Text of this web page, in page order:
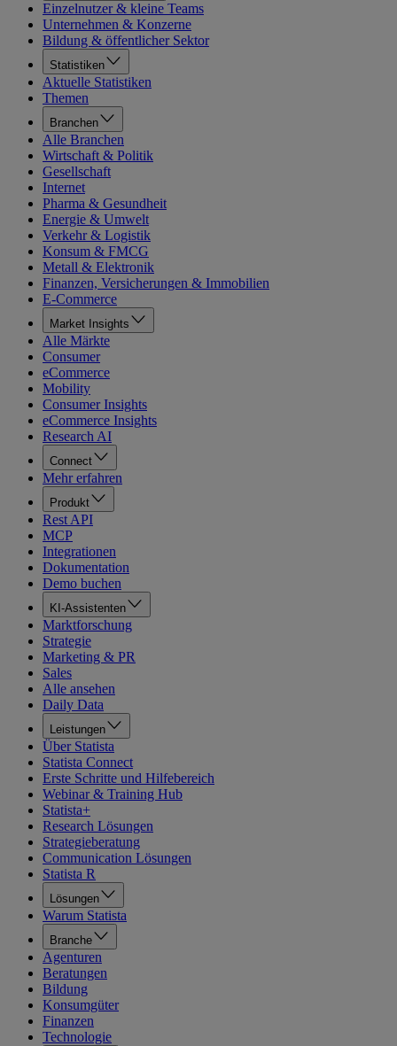
Einzelnutzer & kleine Teams
Unternehmen & Konzerne
Bildung & öffentlicher Sektor
Statistiken
Aktuelle Statistiken
Themen
Branchen
Alle Branchen
Wirtschaft & Politik
Gesellschaft
Internet
Pharma & Gesundheit
Energie & Umwelt
Verkehr & Logistik
Konsum & FMCG
Metall & Elektronik
Finanzen, Versicherungen & Immobilien
E-Commerce
Market Insights
Alle Märkte
Consumer
eCommerce
Mobility
Consumer Insights
eCommerce Insights
Research AI
Connect
Mehr erfahren
Produkt
Rest API
MCP
Integrationen
Dokumentation
Demo buchen
KI-Assistenten
Marktforschung
Strategie
Marketing & PR
Sales
Alle ansehen
Daily Data
Leistungen
Über Statista
Statista Connect
Erste Schritte und Hilfebereich
Webinar & Training Hub
Statista+
Research Lösungen
Strategieberatung
Communication Lösungen
Statista R
Lösungen
Warum Statista
Branche
Agenturen
Beratungen
Bildung
Konsumgüter
Finanzen
Technologie